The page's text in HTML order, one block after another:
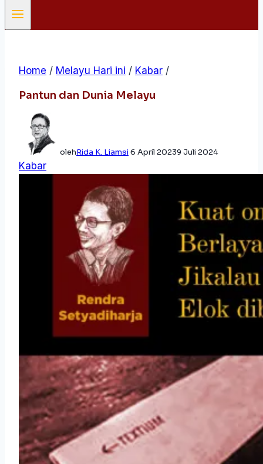
Home / Melayu Hari ini / Kabar /
Pantun dan Dunia Melayu
olehRida K. Liamsi 6 April 20239 Juli 2024
Kabar